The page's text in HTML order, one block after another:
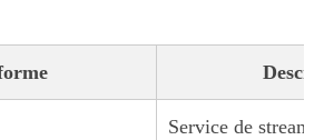
Service de